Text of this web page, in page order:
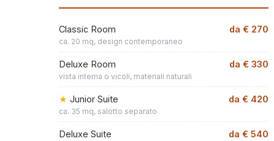
Classic Room
ca. 20 mq, design contemporaneo
da € 270
Deluxe Room
vista interna o vicoli, materiali naturali
da € 330
Junior Suite
ca. 35 mq, salotto separato
da € 420
Deluxe Suite da € 540